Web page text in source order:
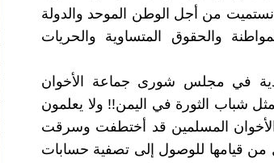
نستميت من أجل الوطن الموحد والدولة
والحقوق المتساوية والحريات
في مجلس شورى جماعة الأخوان
شباب الثورة في اليمن!! ولا يعلمون
المسلمين قد أختطفت وسرقت
من قيامها للوصول إلى تصفية حسابات